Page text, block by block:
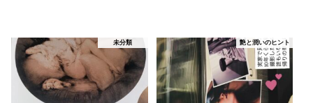
未分類 艶と潤いのヒント